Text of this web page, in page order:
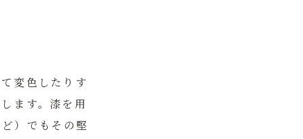
変色したりす
ます。漆を用
）でもその堅